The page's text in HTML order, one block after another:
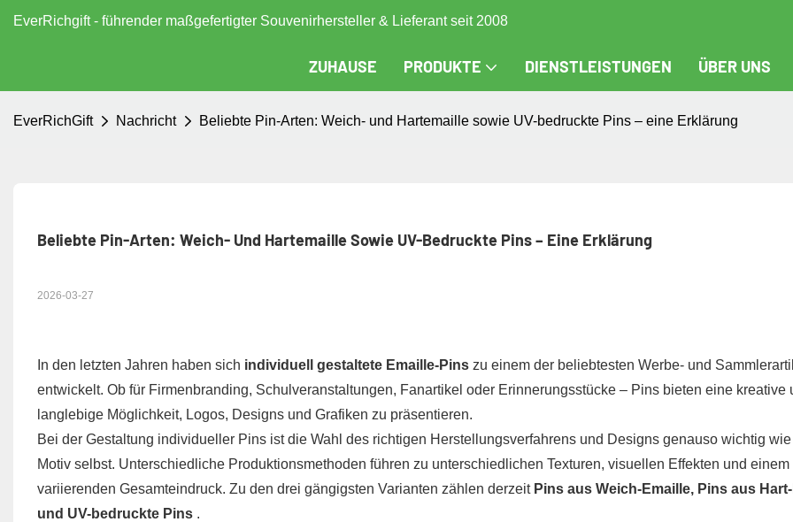
EverRichgift - führender maßgefertigter Souvenirhersteller & Lieferant seit 2008
ZUHAUSE PRODUKTE DIENSTLEISTUNGEN ÜBER UNS
EverRichGift Nachricht Beliebte Pin-Arten: Weich- und Hartemaille sowie UV-bedruckte Pins – eine Erklärung
Beliebte Pin-Arten: Weich- Und Hartemaille Sowie UV-Bedruckte Pins – Eine Erklärung
2026-03-27
In den letzten Jahren haben sich individuell gestaltete Emaille-Pinszu einem der beliebtesten Werbe- und
entwickelt. Ob für Firmenbranding, Schulveranstaltungen, Fanartikel oder Erinnerungsstücke – Pins bieten eine kreative
langlebige Möglichkeit, Logos, Designs und Grafiken zu präsentieren.
Bei der Gestaltung individueller Pins ist die Wahl des richtigen Herstellungsverfahrens und Designs genauso wichtig
Motiv selbst. Unterschiedliche Produktionsmethoden führen zu unterschiedlichen Texturen, visuellen Effekten und einem
variierenden Gesamteindruck. Zu den drei gängigsten Varianten zählen derzeit Pins aus Weich-Emaille, Pins aus
und UV-bedruckte Pins.